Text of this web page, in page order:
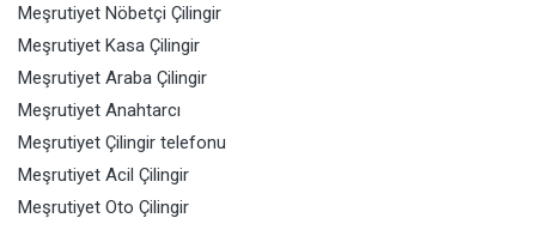
Meşrutiyet Nöbetçi Çilingir
Meşrutiyet Kasa Çilingir
Meşrutiyet Araba Çilingir
Meşrutiyet Anahtarcı
Meşrutiyet Çilingir telefonu
Meşrutiyet Acil Çilingir
Meşrutiyet Oto Çilingir